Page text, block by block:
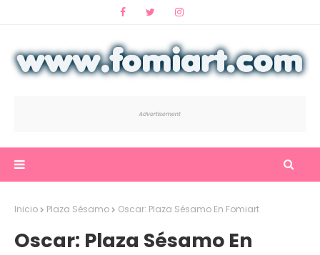
Inicio Plaza Sésamo Oscar: Plaza Sésamo En Fomiart
Oscar: Plaza Sésamo En